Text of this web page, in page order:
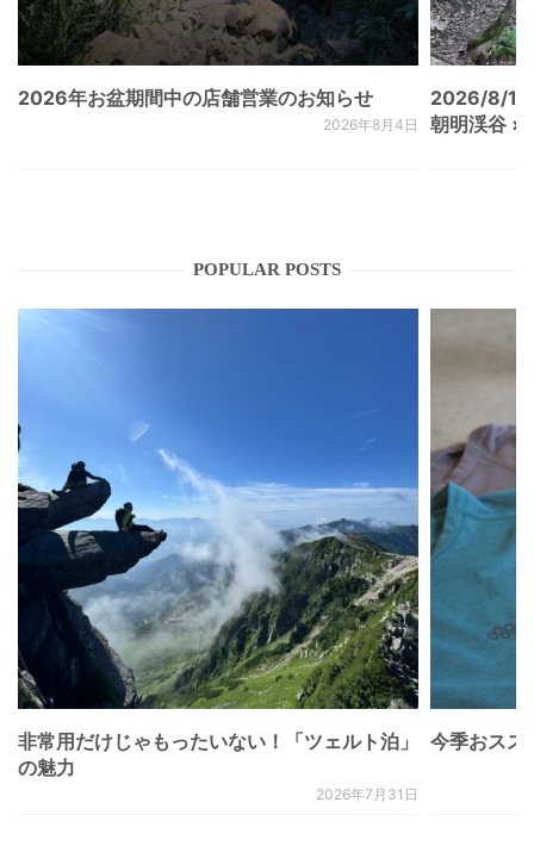
2026年お盆期間中の店舗営業のお知らせ
2026年8月4日
2026/8/
朝明渓谷 ×
POPULAR POSTS
非常用だけじゃもったいない！「ツェルト泊」
の魅力
2026年7月31日
今季おスス